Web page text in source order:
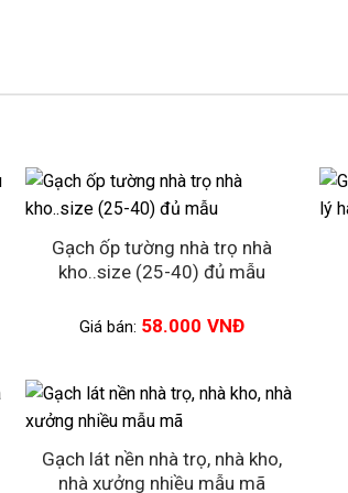
Gạch ốp tường nhà trọ nhà
kho..size (25-40) đủ mẫu
Giá bán: 58.000 VNĐ
Gạch lát nền nhà trọ, nhà kho,
nhà xưởng nhiều mẫu mã